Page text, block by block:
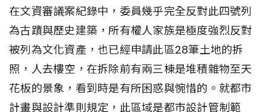
在文資審議案紀錄中，委員幾乎完全反對此四號列
為古蹟與歷史建築，所有權人家族是極度強烈反對
被列為文化資產，也已經申請此區28筆土地的拆
照，人去樓空，在拆除前有兩三棟是堆積雜物至天
花板的景象，看到時是有所困惑與惋惜的。就都市
計畫與設計準則規定，此區域是都市設計管制範